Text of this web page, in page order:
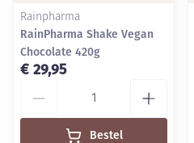
Rainpharma
RainPharma Shake Vegan
Chocolate 420g
€ 29,95
Bestel